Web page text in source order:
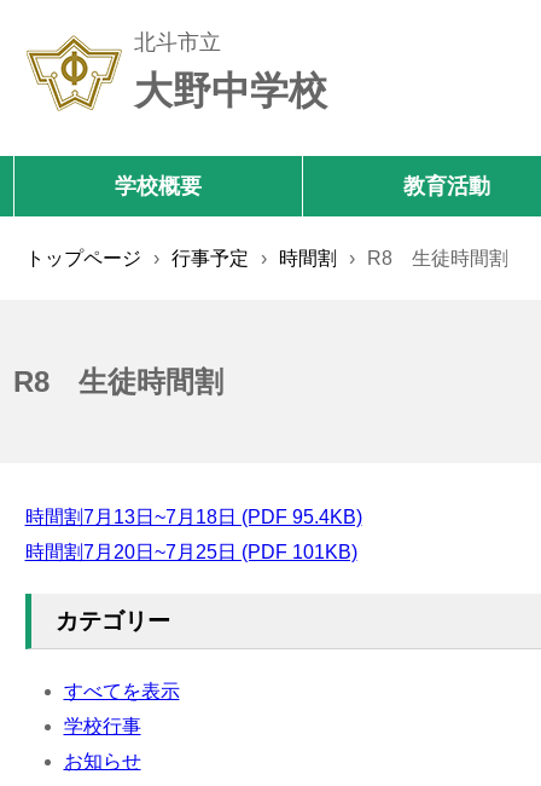
北斗市立
大野中学校
学校概要 教育活動
トップページ › 行事予定 › 時間割 › R8 生徒時間割
R8 生徒時間割
時間割7月13日~7月18日 (PDF 95.4KB)
時間割7月20日~7月25日 (PDF 101KB)
カテゴリー
すべてを表示
学校行事
お知らせ